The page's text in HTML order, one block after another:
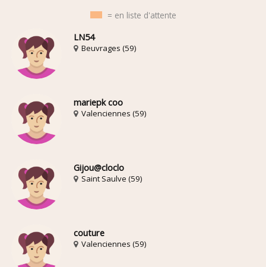
= en liste d'attente
LN54
Beuvrages (59)
mariepk coo
Valenciennes (59)
Gijou@cloclo
Saint Saulve (59)
couture
Valenciennes (59)